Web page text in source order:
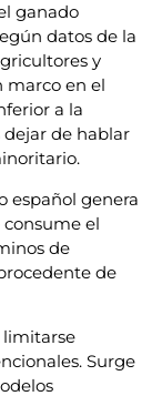
ganado
datos de la
y
marco en el
a la
dejar de hablar
español genera
consume el
de
de
limitarse
Surge